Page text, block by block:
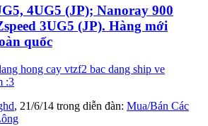
4UG5 (JP); Nanoray 900
3UG5 (JP). Hàng mới
quốc
hong cay vtzf2 bac dang ship ve
:3
, 21/6/14 trong diễn đàn: Mua/Bán Các